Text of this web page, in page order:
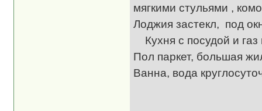
мягкими стульями ,
Лоджия
Кухня с посудой и
Пол паркет, большая
Ванна, вода